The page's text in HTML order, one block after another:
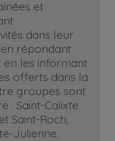
et
dans leur
répondant
en les informant
offerts dans la
groupes sont
: Saint-Calixte
Saint-Roch,
Julienne.